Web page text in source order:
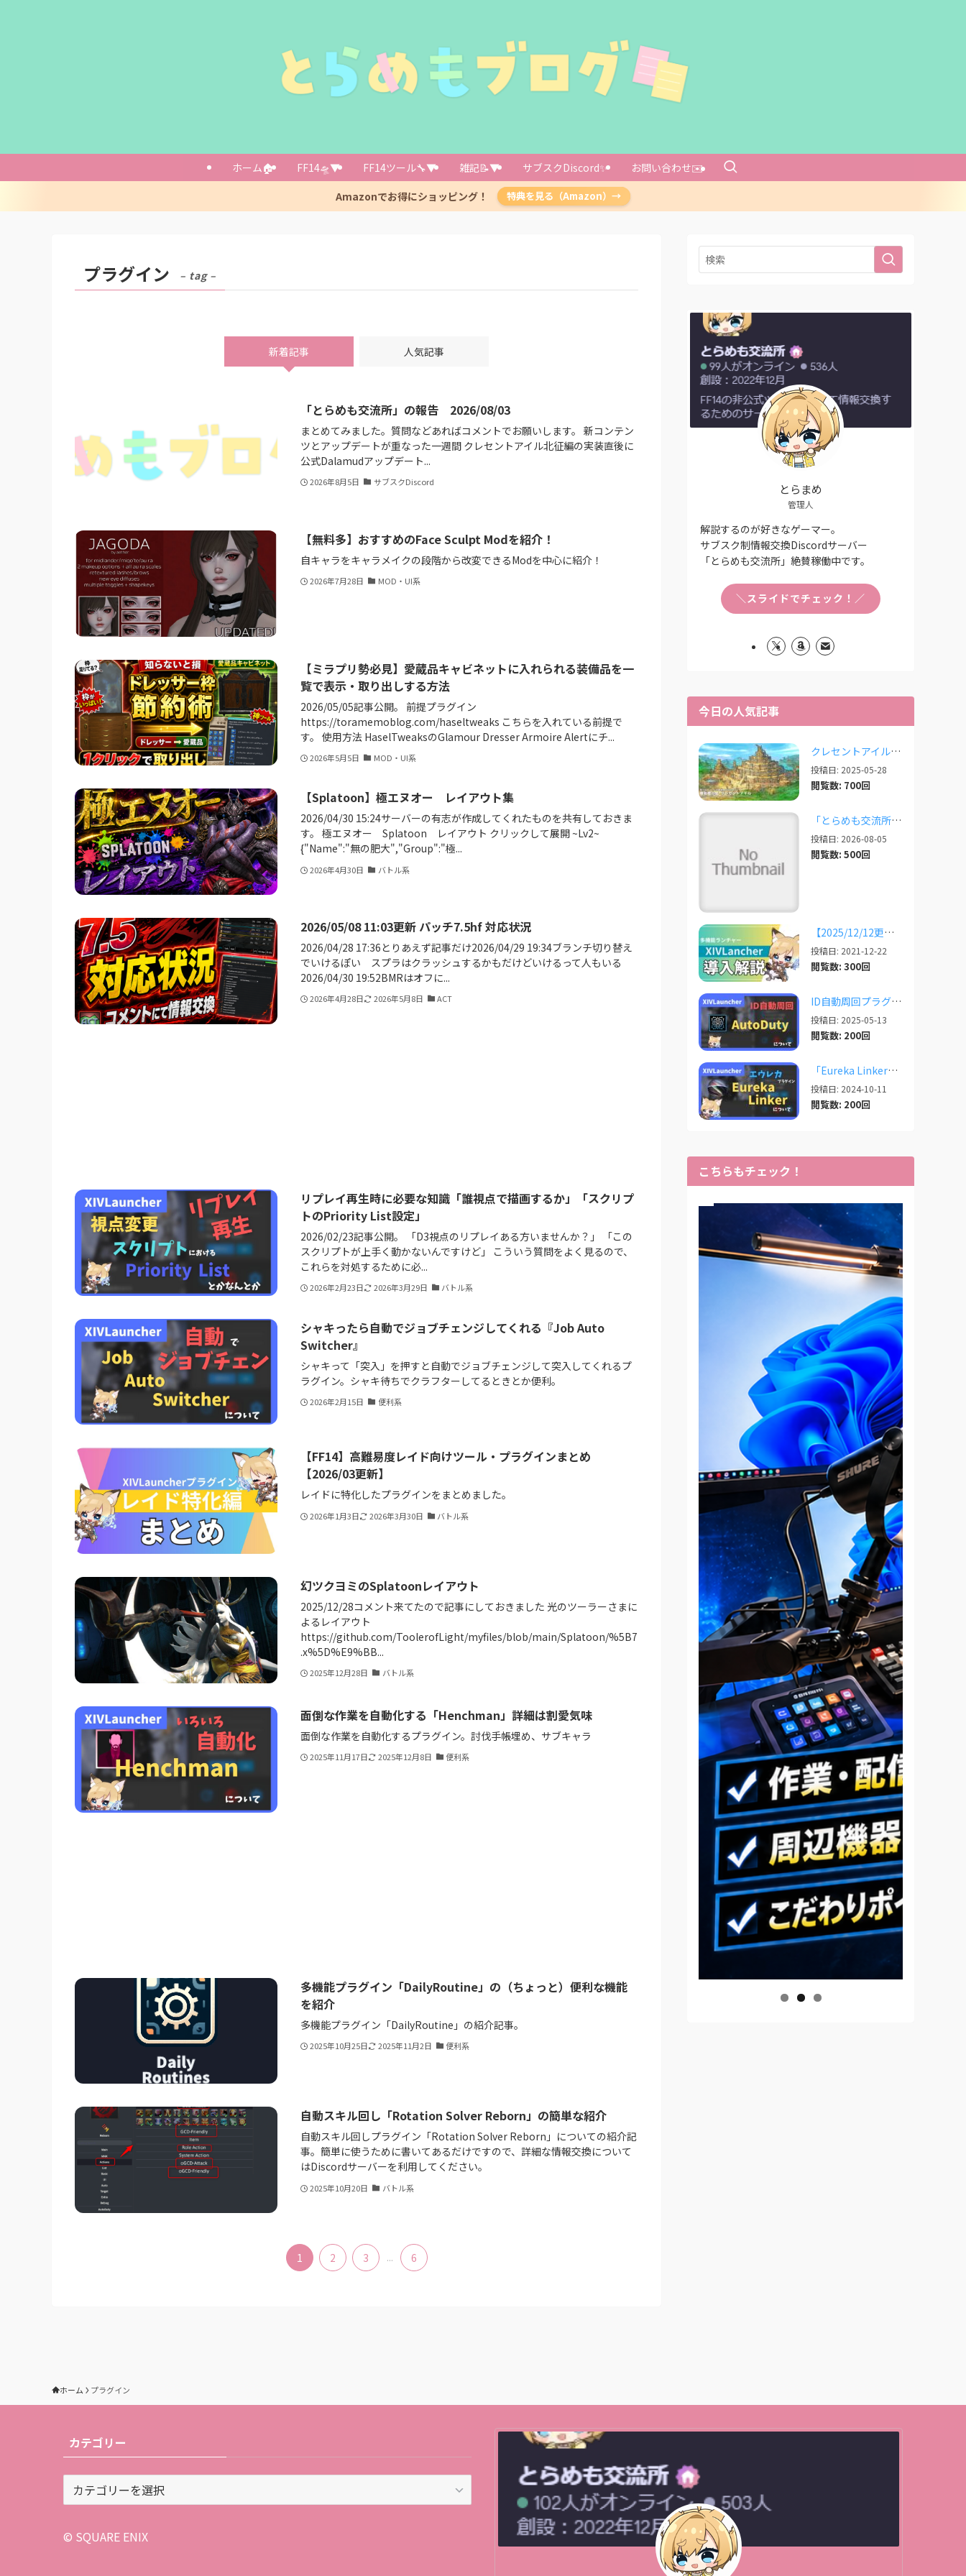
ホーム🏠 FF14🛸▼ FF14ツール🔧▼ 雑記📝▼ サブスクDiscord✨️
お問い合わせ✉️
Amazonでお得にショッピング！
特典を見る（Amazon）→
プラグイン – tag –
新着記事 人気記事
「とらめも交流所」の報告 2026/08/03
まとめてみました。質問などあればコメントでお願いします。 新コンテン
ツとアップデートが重なった一週間 クレセントアイル北征編の実装直後に
公式Dalamudアップデート...
2026年8月5日 サブスクDiscord
【無料多】おすすめのFace Sculpt Modを紹介！
自キャラをキャラメイクの段階から改変できるModを中心に紹介！
2026年7月28日 MOD・UI系
【ミラプリ勢必見】愛蔵品キャビネットに入れられる装備品を一
覧で表示・取り出しする方法
2026/05/05記事公開。 前提プラグイン
https://toramemoblog.com/haseltweaks こちらを入れている前提で
す。 使用方法 HaselTweaksのGlamour Dresser Armoire Alertにチ...
2026年5月5日 MOD・UI系
【Splatoon】極エヌオー レイアウト集
2026/04/30 15:24サーバーの有志が作成してくれたものを共有しておきま
す。 極エヌオー Splatoon レイアウト クリックして展開 ~Lv2~
{"Name":"無の肥大","Group":"極...
2026年4月30日 バトル系
2026/05/08 11:03更新 パッチ7.5hf 対応状況
2026/04/28 17:36とりあえず記事だけ2026/04/29 19:34ブランチ切り替え
でいけるぽい スプラはクラッシュするかもだけどいけるって人もいる
2026/04/30 19:52BMRはオフに...
2026年4月28日 2026年5月8日 ACT
リプレイ再生時に必要な知識「誰視点で描画するか」「スクリプ
トのPriority List設定」
2026/02/23記事公開。 「D3視点のリプレイある方いませんか？」 「この
スクリプトが上手く動かないんですけど」 こういう質問をよく見るので、
これらを対処するために必...
2026年2月23日 2026年3月29日 バトル系
シャキったら自動でジョブチェンジしてくれる『Job Auto
Switcher』
シャキって「突入」を押すと自動でジョブチェンジして突入してくれるプ
ラグイン。シャキ待ちでクラフターしてるときとか便利。
2026年2月15日 便利系
【FF14】高難易度レイド向けツール・プラグインまとめ
【2026/03更新】
レイドに特化したプラグインをまとめました。
2026年1月3日 2026年3月30日 バトル系
幻ツクヨミのSplatoonレイアウト
2025/12/28コメント来てたので記事にしておきました 光のツーラーさまに
よるレイアウト
https://github.com/ToolerofLight/myfiles/blob/main/Splatoon/%5B7
.x%5D%E9%BB...
2025年12月28日 バトル系
面倒な作業を自動化する「Henchman」詳細は割愛気味
面倒な作業を自動化するプラグイン。討伐手帳埋め、サブキャラ
2025年11月17日 2025年12月8日 便利系
多機能プラグイン「DailyRoutine」の（ちょっと）便利な機能
を紹介
多機能プラグイン「DailyRoutine」の紹介記事。
2025年10月25日 2025年11月2日 便利系
自動スキル回し「Rotation Solver Reborn」の簡単な紹介
自動スキル回しプラグイン「Rotation Solver Reborn」についての紹介記
事。簡単に使うために書いてあるだけですので、詳細な情報交換について
はDiscordサーバーを利用してください。
2025年10月20日 バトル系
1 2 3 ... 6
とらまめ
管理人
解説するのが好きなゲーマー。
サブスク制情報交換Discordサーバー
「とらめも交流所」絶賛稼働中です。
＼スライドでチェック！／
今日の人気記事
クレセントアイルで使えるツール情報まとめ【2026/07/30更新】
投稿日: 2025-05-28
閲覧数: 700回
「とらめも交流所」の報告 2026/08/03
投稿日: 2026-08-05
閲覧数: 500回
【2025/12/12更新】多機能ランチャー「XIVLauncher」の導入方法・使い方について
投稿日: 2021-12-22
閲覧数: 300回
ID自動周回プラグイン「AutoDuty」の紹介【2025/11/09更新】
投稿日: 2025-05-13
閲覧数: 200回
「Eureka Linker」 エウレカでの便利プラグイン【2024/10/11更新】
投稿日: 2024-10-11
閲覧数: 200回
こちらもチェック！
ホーム プラグイン
カテゴリー
テ
リ
© SQUARE ENIX